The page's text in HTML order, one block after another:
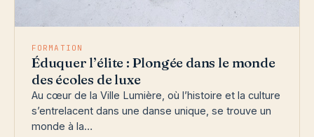
FORMATION
Éduquer l’élite : Plongée dans le monde
des écoles de luxe
Au cœur de la Ville Lumière, où l’histoire et la culture
s’entrelacent dans une danse unique, se trouve un
monde à la…